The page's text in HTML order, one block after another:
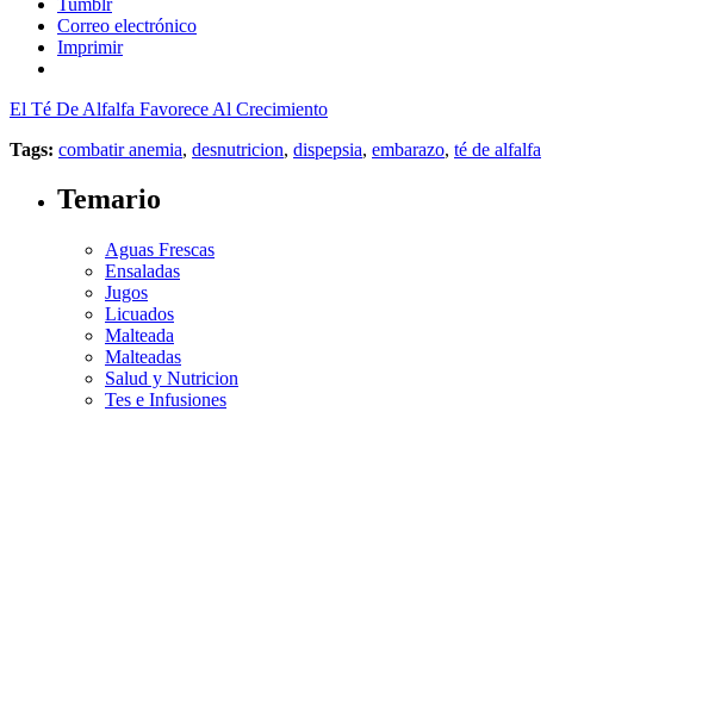
Correo electrónico
Imprimir
El Té De Alfalfa Favorece Al Crecimiento
Tags: combatir anemia, desnutricion, dispepsia, embarazo, té de alfalfa
Temario
Aguas Frescas
Ensaladas
Jugos
Licuados
Malteada
Malteadas
Salud y Nutricion
Tes e Infusiones